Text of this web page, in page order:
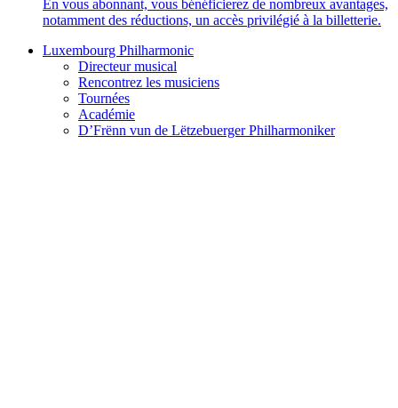
En vous abonnant, vous bénéficierez de nombreux avantages,
notamment des réductions, un accès privilégié à la billetterie.
Luxembourg Philharmonic
Directeur musical
Rencontrez les musiciens
Tournées
Académie
D’Frënn vun de Lëtzebuerger Philharmoniker